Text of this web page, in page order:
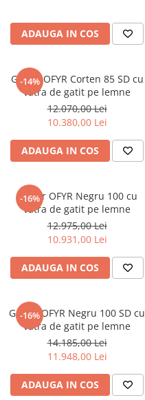
ADAUGA IN COS
-14%
Gratar OFYR Corten 85 SD cu
vatra de gatit pe lemne
12.070,00 Lei
10.380,00 Lei
ADAUGA IN COS
-16%
Gratar OFYR Negru 100 cu
vatra de gatit pe lemne
12.975,00 Lei
10.931,00 Lei
ADAUGA IN COS
-16%
Gratar OFYR Negru 100 SD cu
vatra de gatit pe lemne
14.185,00 Lei
11.948,00 Lei
ADAUGA IN COS